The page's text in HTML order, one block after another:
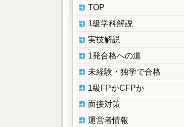
TOP
1級学科解説
実技解説
1発合格への道
未経験・独学で合格
1級FPかCFPか
面接対策
運営者情報